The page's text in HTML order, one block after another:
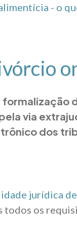
- o
formalização
via
dos
jurídica
todos os